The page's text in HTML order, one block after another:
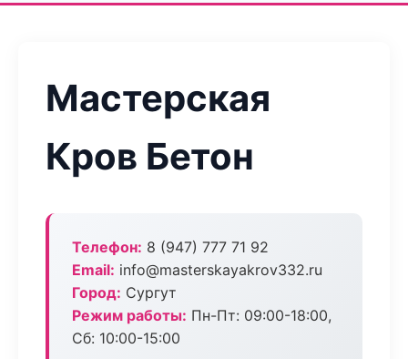
Мастерская
Кров Бетон
Телефон: 8 (947) 777 71 92
Email: info@masterskayakrov332.ru
Город: Сургут
Режим работы: Пн-Пт: 09:00-18:00,
Сб: 10:00-15:00